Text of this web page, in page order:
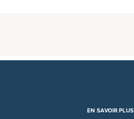
EN SAVOIR PLUS